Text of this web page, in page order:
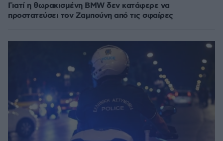
Γιατί η θωρακισμένη BMW δεν κατάφερε να
προστατεύσει τον Ζαμπούνη από τις σφαίρες